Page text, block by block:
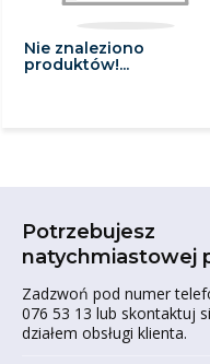
Nie znaleziono
produktów!...
Potrzebujesz
natychmiastowej
Zadzwoń pod numer
076 53 13 lub skontaktuj
działem obsługi klienta.